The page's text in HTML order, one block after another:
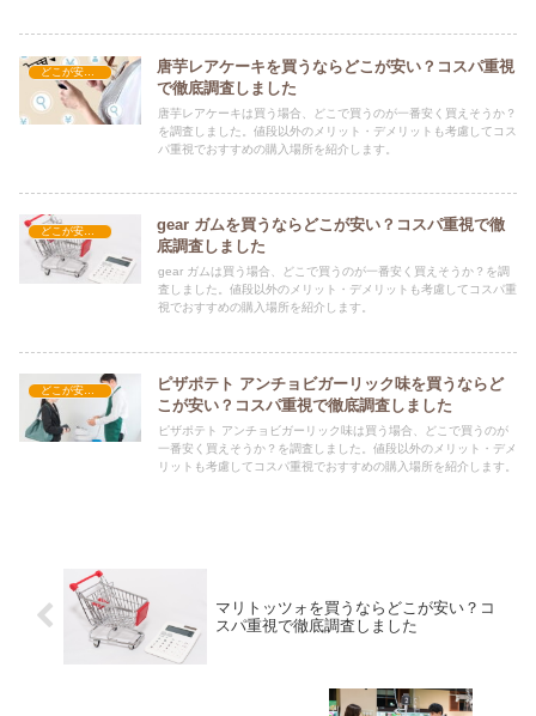
唐芋レアケーキを買うならどこが安い？コスパ重視
で徹底調査しました
唐芋レアケーキは買う場合、どこで買うのが一番安く買えそうか？
を調査しました。値段以外のメリット・デメリットも考慮してコス
パ重視でおすすめの購入場所を紹介します。
gear ガムを買うならどこが安い？コスパ重視で徹
底調査しました
gear ガムは買う場合、どこで買うのが一番安く買えそうか？を調
査しました。値段以外のメリット・デメリットも考慮してコスパ重
視でおすすめの購入場所を紹介します。
ピザポテト アンチョビガーリック味を買うならど
こが安い？コスパ重視で徹底調査しました
ピザポテト アンチョビガーリック味は買う場合、どこで買うのが
一番安く買えそうか？を調査しました。値段以外のメリット・デメ
リットも考慮してコスパ重視でおすすめの購入場所を紹介します。
マリトッツォを買うならどこが安い？コ
スパ重視で徹底調査しました